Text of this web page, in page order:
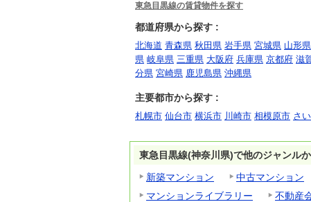
東急目黒線の賃貸物件を探す
都道府県から探す :
北海道 青森県 秋田県 岩手県 宮城県 山形県
県 岐阜県 三重県 大阪府 兵庫県 京都府 滋
分県 宮崎県 鹿児島県 沖縄県
主要都市から探す :
札幌市 仙台市 横浜市 川崎市 相模原市 さ
東急目黒線(神奈川県)で他のジャンル
新築マンション
中古マンション
マンションライブラリー
不動産